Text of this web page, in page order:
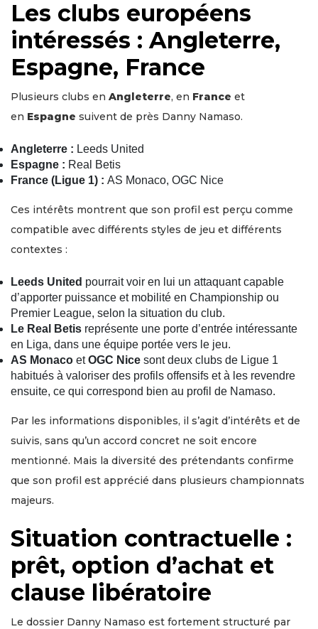
Les clubs européens
intéressés : Angleterre,
Espagne, France
Plusieurs clubs en Angleterre, en France et
en Espagne suivent de près Danny Namaso.
Angleterre : Leeds United
Espagne : Real Betis
France (Ligue 1) : AS Monaco, OGC Nice
Ces intérêts montrent que son profil est perçu comme
compatible avec différents styles de jeu et différents
contextes :
Leeds United pourrait voir en lui un attaquant capable
d’apporter puissance et mobilité en Championship ou
Premier League, selon la situation du club.
Le Real Betis représente une porte d’entrée intéressante
en Liga, dans une équipe portée vers le jeu.
AS Monaco etOGC Nice sont deux clubs de Ligue 1
habitués à valoriser des profils offensifs et à les revendre
ensuite, ce qui correspond bien au profil de Namaso.
Par les informations disponibles, il s’agit d’intérêts et de
suivis, sans qu’un accord concret ne soit encore
mentionné. Mais la diversité des prétendants confirme
que son profil est apprécié dans plusieurs championnats
majeurs.
Situation contractuelle :
prêt, option d’achat et
clause libératoire
Le dossier Danny Namaso est fortement structuré par